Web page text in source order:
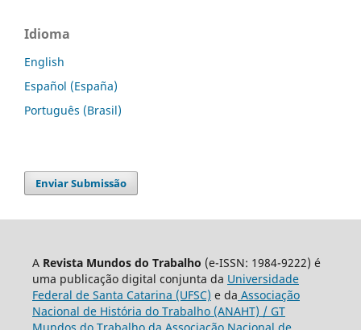
Idioma
English
Español (España)
Português (Brasil)
Enviar Submissão
A Revista Mundos do Trabalho (e-ISSN: 1984-9222) é
uma publicação digital conjunta da Universidade
Federal de Santa Catarina (UFSC) e da Associação
Nacional de História do Trabalho (ANAHT) / GT